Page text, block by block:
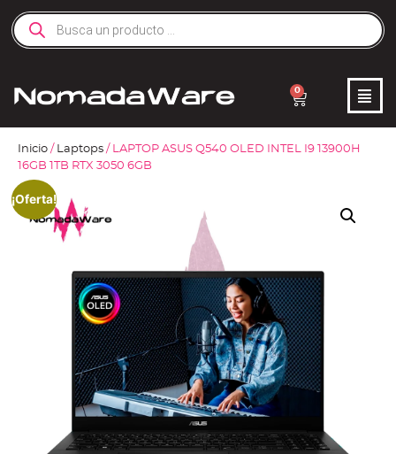
0
Inicio / Laptops / LAPTOP ASUS Q540 OLED INTEL I9 13900H
16GB 1TB RTX 3050 6GB
¡Oferta!